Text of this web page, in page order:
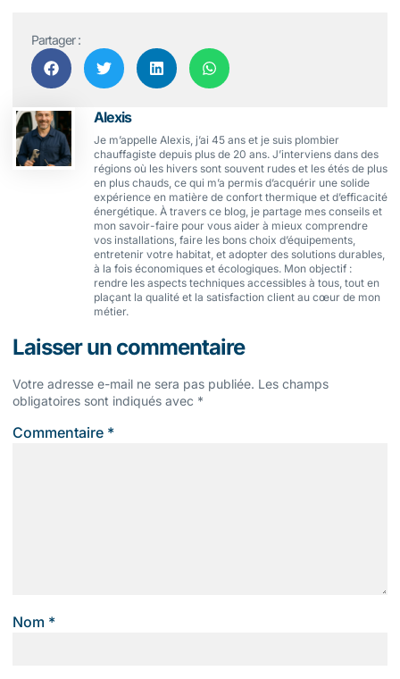
Partager :
Alexis
Je m’appelle Alexis, j’ai 45 ans et je suis plombier
chauffagiste depuis plus de 20 ans. J’interviens dans des
régions où les hivers sont souvent rudes et les étés de plus
en plus chauds, ce qui m’a permis d’acquérir une solide
expérience en matière de confort thermique et d’efficacité
énergétique. À travers ce blog, je partage mes conseils et
mon savoir-faire pour vous aider à mieux comprendre
vos installations, faire les bons choix d’équipements,
entretenir votre habitat, et adopter des solutions durables,
à la fois économiques et écologiques. Mon objectif :
rendre les aspects techniques accessibles à tous, tout en
plaçant la qualité et la satisfaction client au cœur de mon
métier.
Laisser un commentaire
Votre adresse e-mail ne sera pas publiée. Les champs
obligatoires sont indiqués avec *
Commentaire *
Nom *